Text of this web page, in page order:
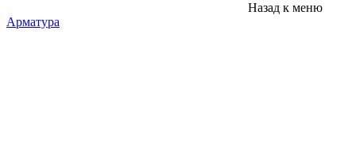
Назад к меню
Арматура